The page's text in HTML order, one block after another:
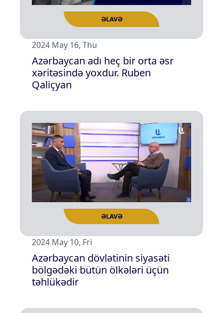
2024 May 16, Thu
Azərbaycan adı heç bir orta əsr
xəritəsində yoxdur. Ruben
Qaliçyan
2024 May 10, Fri
Azərbaycan dövlətinin siyasəti
bölgədəki bütün ölkələri üçün
təhlükədir